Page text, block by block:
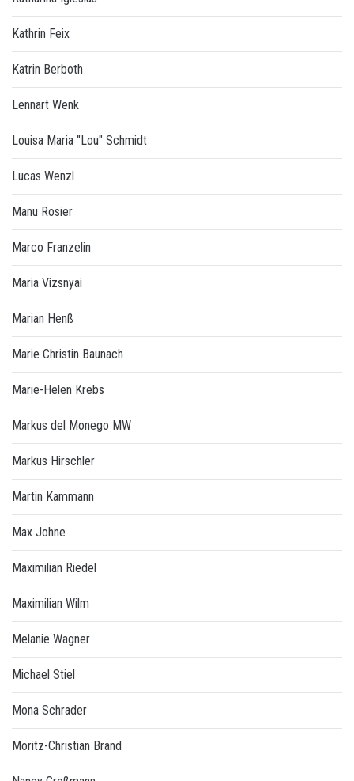
Kathrin Feix
Katrin Berboth
Lennart Wenk
Louisa Maria "Lou" Schmidt
Lucas Wenzl
Manu Rosier
Marco Franzelin
Maria Vizsnyai
Marian Henß
Marie Christin Baunach
Marie-Helen Krebs
Markus del Monego MW
Markus Hirschler
Martin Kammann
Max Johne
Maximilian Riedel
Maximilian Wilm
Melanie Wagner
Michael Stiel
Mona Schrader
Moritz-Christian Brand